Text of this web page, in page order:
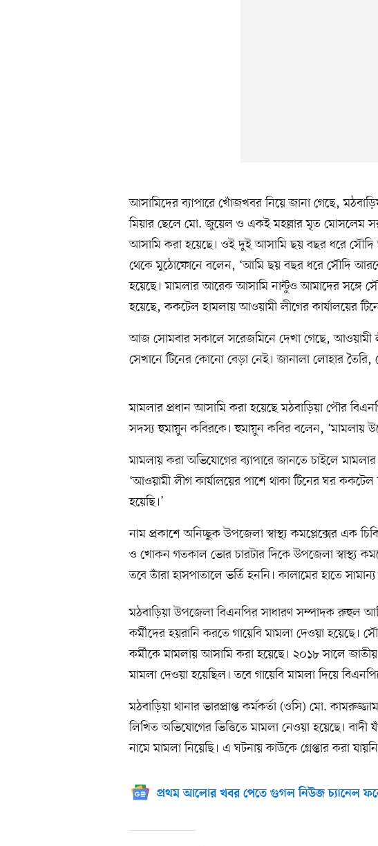
আসামিদের ব্যাপারে খোঁজখবর নিয়ে জানা গেছে,
মিয়ার ছেলে মো. জুয়েল ও একই মহল্লার মৃত মোসলেম
আসামি করা হয়েছে। ওই দুই আসামি ছয় বছর ধরে
থেকে মুঠোফোনে বলেন, ‘আমি ছয় বছর ধরে সৌদি
হয়েছে। মামলার আরেক আসামি নান্টুও আমাদের সঙ্গে
হয়েছে, ককটেল হামলায় আওয়ামী লীগের কার্যালয়ের
আজ সোমবার সকালে সরেজমিনে দেখা গেছে, আওয়ামী
সেখানে টিনের কোনো বেড়া নেই। জানালা লোহার তৈরি,
মামলার প্রধান আসামি করা হয়েছে মঠবাড়িয়া পৌর
সদস্য হুমায়ুন কবিরকে। হুমায়ুন কবির বলেন, ‘মামলায়
মামলায় করা অভিযোগের ব্যাপারে জানতে চাইলে
‘আওয়ামী লীগ কার্যালয়ের পাশে থাকা টিনের ঘর
হয়েছি।’
নাম প্রকাশে অনিচ্ছুক উপজেলা স্বাস্থ্য কমপ্লেক্সের
ও খোকন গতকাল ভোর চারটার দিকে উপজেলা স্বাস্থ্য
তবে তাঁরা হাসপাতালে ভর্তি হননি। কালামের হাতে
মঠবাড়িয়া উপজেলা বিএনপির সাধারণ সম্পাদক রুহুল
কর্মীদের হয়রানি করতে গায়েবি মামলা দেওয়া
কর্মীকে মামলায় আসামি করা হয়েছে। ২০১৮ সালে
মামলা দেওয়া হয়েছিল। তবে গায়েবি মামলা দিয়ে
মঠবাড়িয়া থানার ভারপ্রাপ্ত কর্মকর্তা (ওসি) মো.
লিখিত অভিযোগের ভিত্তিতে মামলা নেওয়া হয়েছে।
নামে মামলা নিয়েছি। এ ঘটনায় কাউকে গ্রেপ্তার করা
প্রথম আলোর খবর পেতে গুগল নিউজ চ্যানেল